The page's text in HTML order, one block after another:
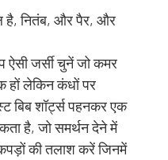
है, नितंब, और पैर, और
जर्सी चुनें जो कमर
हों लेकिन कंधों पर
बिब शॉर्ट्स पहनकर एक
है, जो समर्थन देने में
की तलाश करें जिनमें